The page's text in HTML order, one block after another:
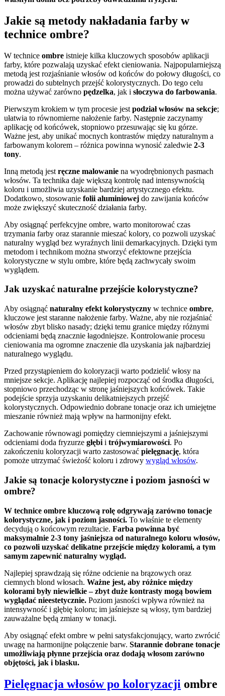
Jakie są metody nakładania farby w
technice ombre?
W technice ombre istnieje kilka kluczowych sposobów aplikacji
farby, które pozwalają uzyskać efekt cieniowania. Najpopularniejszą
metodą jest rozjaśnianie włosów od końców do połowy długości, co
prowadzi do subtelnych przejść kolorystycznych. Do tego celu
można używać zarówno pędzelka, jak i słoczywa do farbowania.
Pierwszym krokiem w tym procesie jest podział włosów na sekcje;
ułatwia to równomierne nałożenie farby. Następnie zaczynamy
aplikację od końcówek, stopniowo przesuwając się ku górze.
Ważne jest, aby unikać mocnych kontrastów między naturalnym a
farbowanym kolorem – różnica powinna wynosić zaledwie 2-3
tony.
Inną metodą jest ręczne malowanie na wyodrębnionych pasmach
włosów. Ta technika daje większą kontrolę nad intensywnością
koloru i umożliwia uzyskanie bardziej artystycznego efektu.
Dodatkowo, stosowanie folii aluminiowej do zawijania końców
może zwiększyć skuteczność działania farby.
Aby osiągnąć perfekcyjne ombre, warto monitorować czas
trzymania farby oraz starannie mieszać kolory, co pozwoli uzyskać
naturalny wygląd bez wyraźnych linii demarkacyjnych. Dzięki tym
metodom i technikom można stworzyć efektowne przejścia
kolorystyczne w stylu ombre, które będą zachwycały swoim
wyglądem.
Jak uzyskać naturalne przejście kolorystyczne?
Aby osiągnąć naturalny efekt kolorystyczny w technice ombre,
kluczowe jest staranne nałożenie farby. Ważne, aby nie rozjaśniać
włosów zbyt blisko nasady; dzięki temu granice między różnymi
odcieniami będą znacznie łagodniejsze. Kontrolowanie procesu
cieniowania ma ogromne znaczenie dla uzyskania jak najbardziej
naturalnego wyglądu.
Przed przystąpieniem do koloryzacji warto podzielić włosy na
mniejsze sekcje. Aplikację najlepiej rozpocząć od środka długości,
stopniowo przechodząc w stronę jaśniejszych końcówek. Takie
podejście sprzyja uzyskaniu delikatniejszych przejść
kolorystycznych. Odpowiednio dobrane tonacje oraz ich umiejętne
mieszanie również mają wpływ na harmonijny efekt.
Zachowanie równowagi pomiędzy ciemniejszymi a jaśniejszymi
odcieniami doda fryzurze głębi i trójwymiarowości. Po
zakończeniu koloryzacji warto zastosować pielęgnację, która
pomoże utrzymać świeżość koloru i zdrowy wygląd włosów.
Jakie są tonacje kolorystyczne i poziom jasności w
ombre?
W technice ombre kluczową rolę odgrywają zarówno tonacje
kolorystyczne, jak i poziom jasności. To właśnie te elementy
decydują o końcowym rezultacie. Farba powinna być
maksymalnie 2-3 tony jaśniejsza od naturalnego koloru włosów,
co pozwoli uzyskać delikatne przejście między kolorami, a tym
samym zapewnić naturalny wygląd.
Najlepiej sprawdzają się różne odcienie na brązowych oraz
ciemnych blond włosach. Ważne jest, aby różnice między
kolorami były niewielkie – zbyt duże kontrasty mogą bowiem
wyglądać nieestetycznie. Poziom jasności wpływa również na
intensywność i głębię koloru; im jaśniejsze są włosy, tym bardziej
zauważalne będą zmiany w tonacji.
Aby osiągnąć efekt ombre w pełni satysfakcjonujący, warto zwrócić
uwagę na harmonijne połączenie barw. Starannie dobrane tonacje
umożliwiają płynne przejścia oraz dodają włosom zarówno
objętości, jak i blasku.
Pielęgnacja włosów po koloryzacji ombre